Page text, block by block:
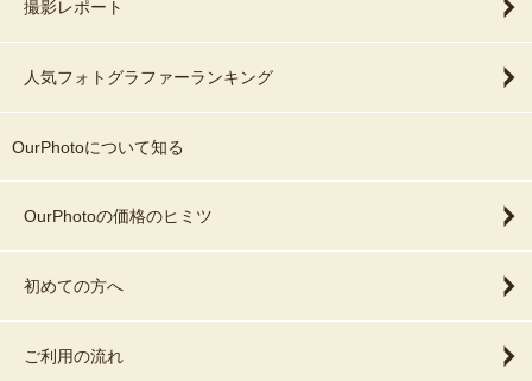
撮影レポート
人気フォトグラファーランキング
OurPhotoについて知る
OurPhotoの価格のヒミツ
初めての方へ
ご利用の流れ